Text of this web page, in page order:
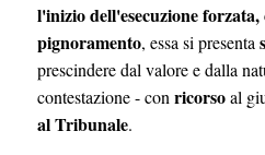
l'inizio dell'esecuzione forzata,
pignoramento, essa si presenta
prescindere dal valore e dalla
contestazione - con ricorsoal
al Tribunale.